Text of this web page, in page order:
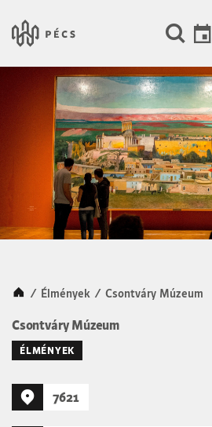
Városunk Pécs
Kezdőlap
/ Élmények / Csontváry Múzeum
Csontváry Múzeum
ÉLMÉNYEK
7621